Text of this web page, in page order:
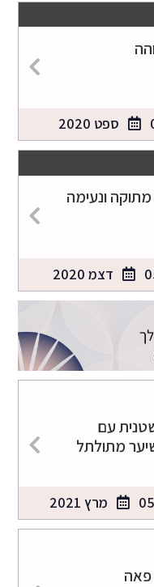
ספט 2020
מתוקה ונעימה
דצמ 2020
עם
מתולתל
מרץ 2021
פאה